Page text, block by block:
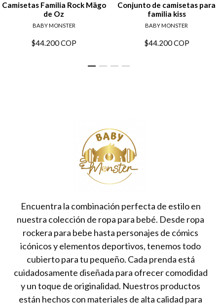
Camisetas Familia Rock Mägo
de Oz
BABY MONSTER
$44.200 COP
Conjunto de camisetas para
familia kiss
BABY MONSTER
$44.200 COP
Encuentra la combinación perfecta de estilo en
nuestra colección de ropa para bebé. Desde ropa
rockera para bebe hasta personajes de cómics
icónicos y elementos deportivos, tenemos todo
cubierto para tu pequeño. Cada prenda está
cuidadosamente diseñada para ofrecer comodidad
y un toque de originalidad. Nuestros productos
están hechos con materiales de alta calidad para